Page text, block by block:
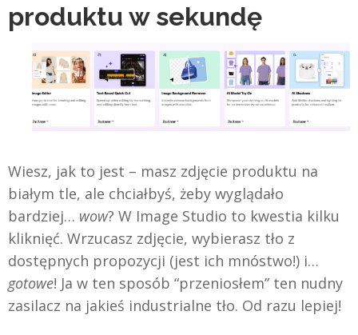
produktu w sekundę
Wiesz, jak to jest – masz zdjęcie produktu na
białym tle, ale chciałbyś, żeby wyglądało
bardziej… wow? W Image Studio to kwestia kilku
kliknięć. Wrzucasz zdjęcie, wybierasz tło z
dostępnych propozycji (jest ich mnóstwo!) i…
gotowe! Ja w ten sposób “przeniosłem” ten nudny
zasilacz na jakieś industrialne tło. Od razu lepiej!